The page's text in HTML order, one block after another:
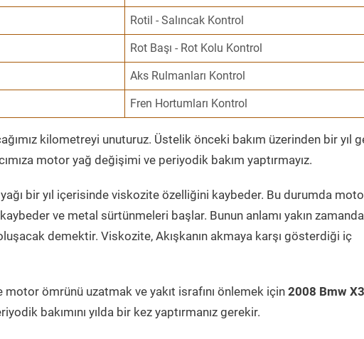
Rotil - Salıncak Kontrol
Rot Başı - Rot Kolu Kontrol
Aks Rulmanları Kontrol
Fren Hortumları Kontrol
kilometreyi unuturuz. Üstelik önceki bakım üzerinden bir yıl
motor yağ değişimi ve periyodik bakım yaptırmayız.
yağı bir yıl içerisinde viskozite özelliğini kaybeder. Bu durumda
ve metal sürtünmeleri başlar. Bunun anlamı yakın zamanda
demektir. Viskozite, Akışkanın akmaya karşı gösterdiği iç
ömrünü uzatmak ve yakıt israfını önlemek için 2008 Bmw
bakımını yılda bir kez yaptırmanız gerekir.